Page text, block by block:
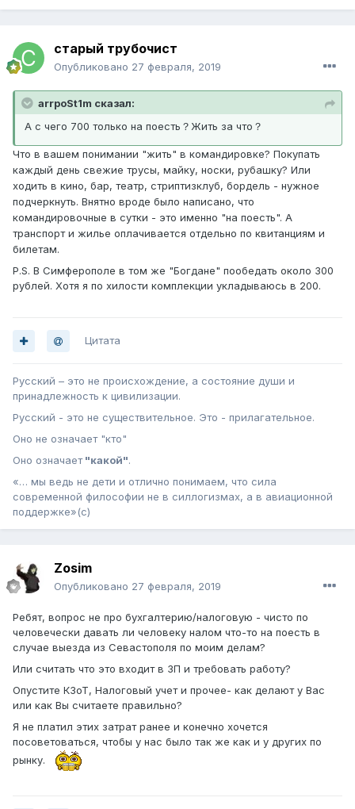
старый трубочист
Опубликовано 27 февраля, 2019
arrpoSt1m сказал:
А с чего 700 только на поесть？Жить за что？
Что в вашем понимании "жить" в командировке? Покупать
каждый день свежие трусы, майку, носки, рубашку? Или
ходить в кино, бар, театр, стриптизклуб, бордель - нужное
подчеркнуть. Внятно вроде было написано, что
командировочные в сутки - это именно "на поесть". А
транспорт и жилье оплачивается отдельно по квитанциям и
билетам.
P.S. В Симферополе в том же "Богдане" пообедать около 300
рублей. Хотя я по хилости комплекции укладываюсь в 200.
Цитата
Русский – это не происхождение, а состояние души и
принадлежность к цивилизации.
Русский - это не существительное. Это - прилагательное.
Оно не означает "кто"
Оно означает"какой".
«… мы ведь не дети и отлично понимаем, что сила
современной философии не в силлогизмах, а в авиационной
поддержке»(с)
Zosim
Опубликовано 27 февраля, 2019
Ребят, вопрос не про бухгалтерию/налоговую - чисто по
человечески давать ли человеку налом что-то на поесть в
случае выезда из Севастополя по моим делам?
Или считать что это входит в ЗП и требовать работу?
Опустите КЗоТ, Налоговый учет и прочее- как делают у Вас
или как Вы считаете правильно?
Я не платил этих затрат ранее и конечно хочется
посоветоваться, чтобы у нас было так же как и у других по
рынку.